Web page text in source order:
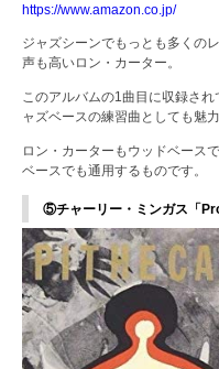
https://www.amazon.co.jp/
ジャズシーンでもっとも多くの
声も高いロン・カーター。
このアルバムの1曲目に収録さ
ャズベースの練習曲としても魅力
ロン・カーターもウッドベース
ベースでも通用するものです。
⑤チャーリー・ミンガス「